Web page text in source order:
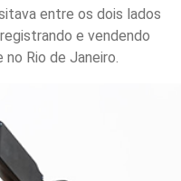
entre os dois lados
e vendendo
Rio de Janeiro.